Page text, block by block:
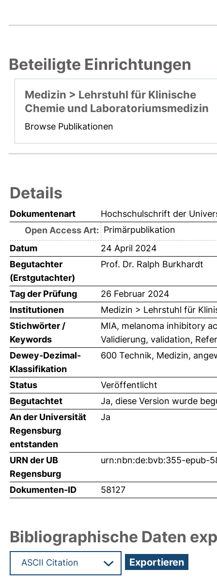
Beteiligte Einrichtungen
Medizin > Lehrstuhl für Klinische
Chemie und Laboratoriumsmedizin
Browse Publikationen
Details
Dokumentenart
Hochschulschrift der
Open Access Art: Primärpublikation
Datum
24 April 2024
Begutachter
(Erstgutachter)
Prof. Dr. Ralph Burkhardt
Tag der Prüfung
26 Februar 2024
Institutionen
Medizin > Lehrstuhl für
Stichwörter /
Keywords
MIA, melanoma inhibitory
Validierung, validation,
Dewey-Dezimal-
Klassifikation
600 Technik, Medizin,
Status
Veröffentlicht
Begutachtet
Ja, diese Version wurde
An der Universität
Regensburg
entstanden
Ja
URN der UB
Regensburg
urn:nbn:de:bvb:355-epub-
Dokumenten-ID 58127
Bibliographische Daten